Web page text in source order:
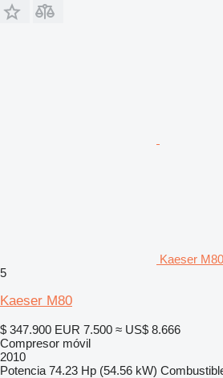
Kaeser
5
Kaeser M80
$ 347.900 EUR 7.500 ≈ US$ 8.666
Compresor móvil
2010
Potencia 74.23 Hp (54.56 kW)